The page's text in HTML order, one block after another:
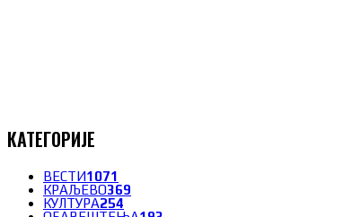
КАТЕГОРИЈЕ
ВЕСТИ1071
КРАЉЕВО369
КУЛТУРА254